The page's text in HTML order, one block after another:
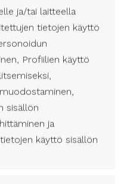
ja/tai laitteella
tietojen käyttö
Profiilien käyttö
sisällön
ja
käyttö sisällön
tärkeää, koska
etenemistä.
myös hoitaa oireita,
auttaa itseäsi
Pidä huolta siitä, että
säännöllisesti,